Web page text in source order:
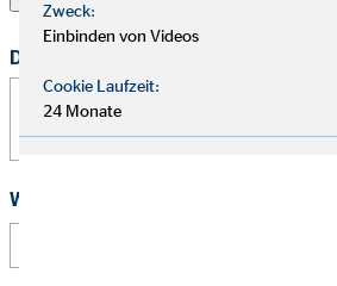
Deine Nachricht
Wie hast Du von uns erfahren?
Zweck:
Einbinden von Videos
Cookie Laufzeit:
24 Monate